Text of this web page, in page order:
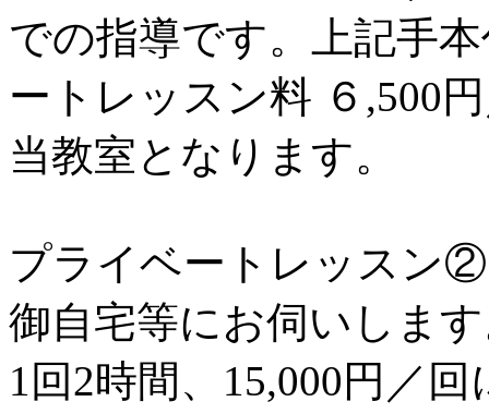
での指導です。上記手
ートレッスン料 ６,500
当教室となります。
プライベートレッスン②
御自宅等にお伺いしま
1回2時間、15,000円／